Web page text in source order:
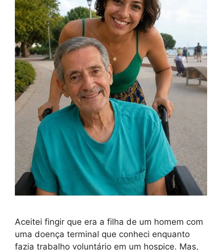
Aceitei fingir que era a filha de um homem com
uma doença terminal que conheci enquanto
fazia trabalho voluntário em um hospice. Mas,